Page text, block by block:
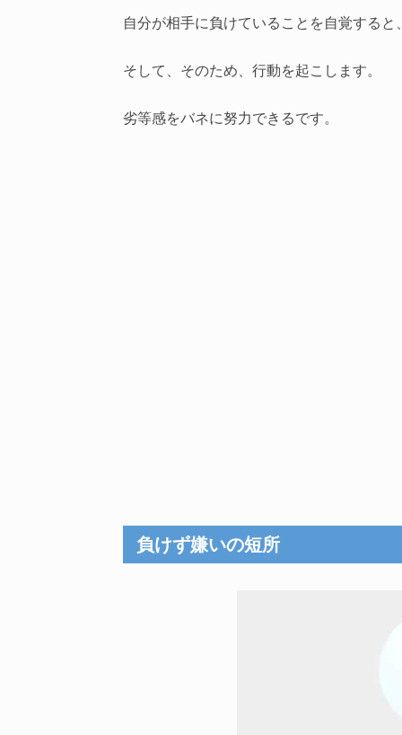
自分が相手に負けていることを自覚すると
そして、そのため、行動を起こします。
劣等感をバネに努力できるです。
負けず嫌いの短所